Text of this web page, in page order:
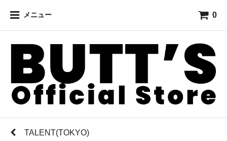
メニュー 0
TALENT(TOKYO)